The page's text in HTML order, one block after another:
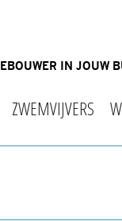
IN JOUW
ZWEMVIJVERS